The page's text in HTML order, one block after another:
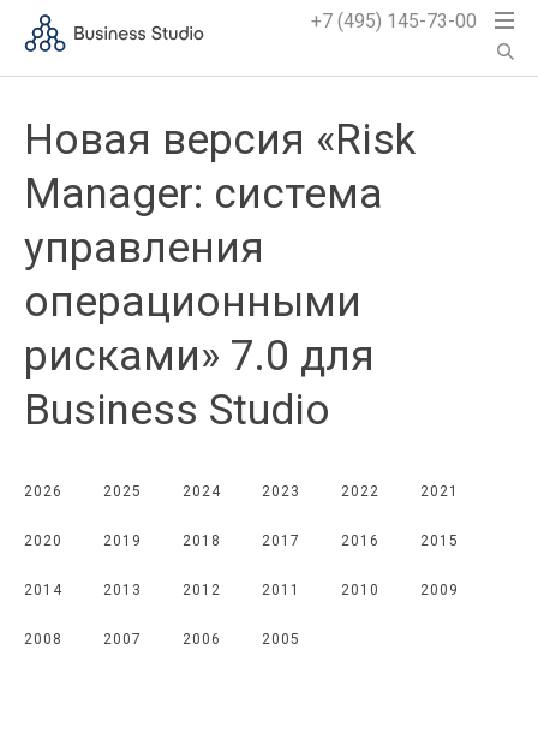
+7 (495) 145-73-00
Новая версия «Risk
Manager: система
управления
операционными
рисками» 7.0 для
Business Studio
2026 2025 2024 2023 2022 2021
2020 2019 2018 2017 2016 2015
2014 2013 2012 2011 2010 2009
2008 2007 2006 2005